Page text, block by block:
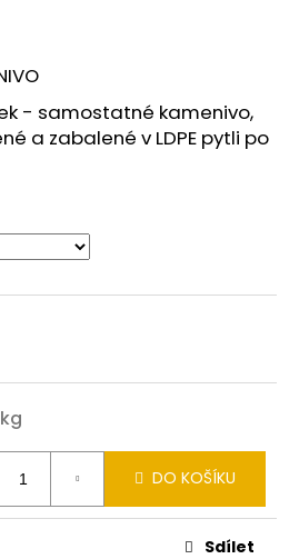
- samostatné kamenivo,
a zabalené v LDPE pytli po
DO KOŠÍKU
Sdílet
HLEDAT